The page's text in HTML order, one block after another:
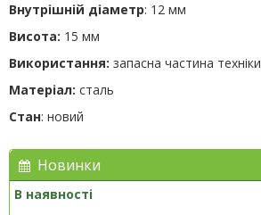
Внутрішній діаметр: 12 мм
Висота: 15 мм
Використання: запасна частина техніки
Матеріал: сталь
Стан: новий
Новинки
В наявності